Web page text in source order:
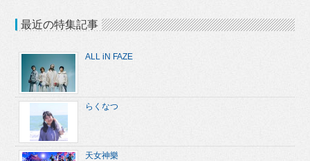
最近の特集記事
ALL iN FAZE
らくなつ
天女神樂